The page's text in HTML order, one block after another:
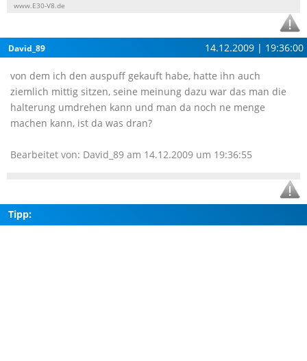
www.E30-V8.de
David_89 14.12.2009 | 19:36:00
von dem ich den auspuff gekauft habe, hatte ihn auch
ziemlich mittig sitzen, seine meinung dazu war das man die
halterung umdrehen kann und man da noch ne menge
machen kann, ist da was dran?
Bearbeitet von: David_89 am 14.12.2009 um 19:36:55
Tipp: